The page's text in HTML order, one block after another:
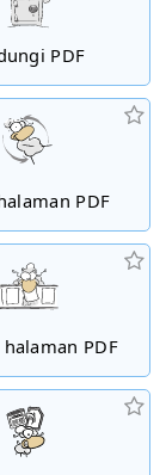
PDF
PDF
PDF